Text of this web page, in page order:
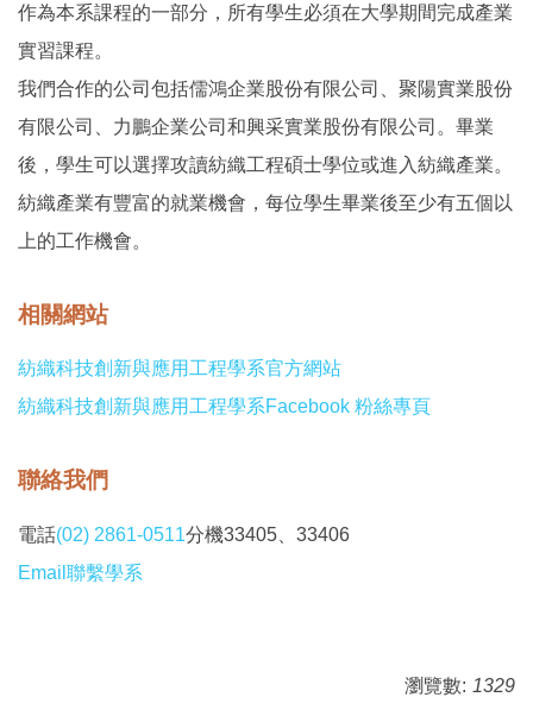
作為本系課程的一部分，所有學生必須在大學期間完成產業
實習課程。
我們合作的公司包括儒鴻企業股份有限公司、聚陽實業股份
有限公司、力鵬企業公司和興采實業股份有限公司。 畢業
後，學生可以選擇攻讀紡織工程碩士學位或進入紡織產業。
紡織產業有豐富的就業機會，每位學生畢業後至少有五個以
上的工作機會。
相關網站
紡織科技創新與應用工程學系官方網站
紡織科技創新與應用工程學系Facebook 粉絲專頁
聯絡我們
電話(02) 2861-0511分機33405、33406
Email聯繫學系
瀏覽數: 1329